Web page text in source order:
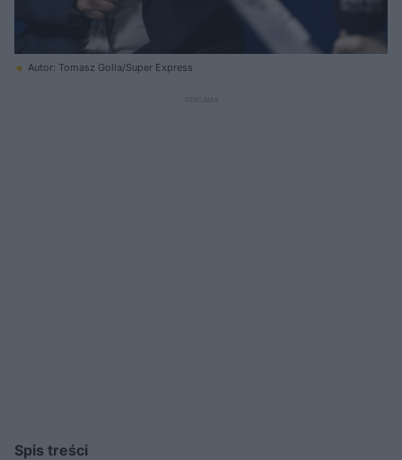
Autor: Tomasz Golla/Super Express
Spis treści